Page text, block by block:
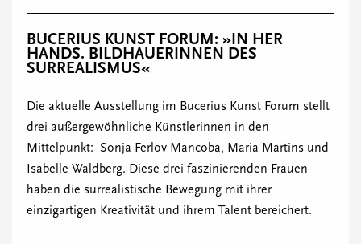
BUCERIUS KUNST FORUM: »IN HER
HANDS. BILDHAUERINNEN DES
SURREALISMUS«
Die aktuelle Ausstellung im Bucerius Kunst Forum stellt
drei außergewöhnliche Künstlerinnen in den
Mittelpunkt: Sonja Ferlov Mancoba, Maria Martins und
Isabelle Waldberg. Diese drei faszinierenden Frauen
haben die surrealistische Bewegung mit ihrer
einzigartigen Kreativität und ihrem Talent bereichert.